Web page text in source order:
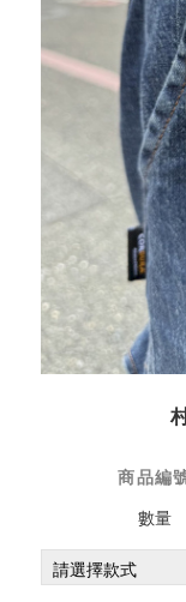
商品編
數量